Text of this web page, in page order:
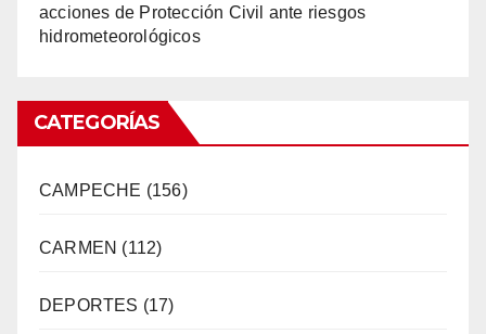
acciones de Protección Civil ante riesgos
hidrometeorológicos
CATEGORÍAS
CAMPECHE (156)
CARMEN (112)
DEPORTES (17)